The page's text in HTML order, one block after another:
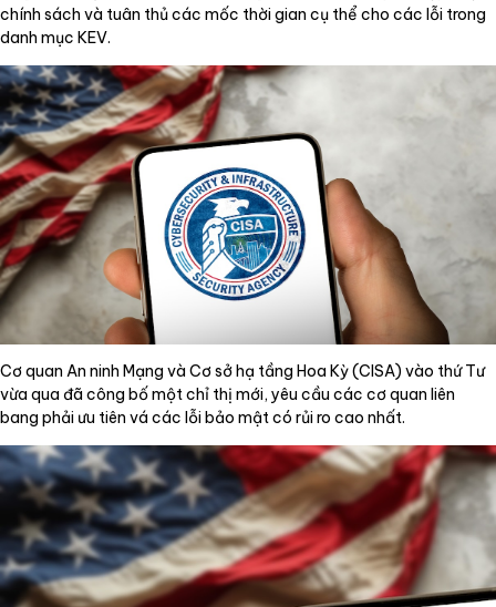
chính sách và tuân thủ các mốc thời gian cụ thể cho các lỗi trong
danh mục KEV.
Cơ quan An ninh Mạng và Cơ sở hạ tầng Hoa Kỳ (CISA) vào thứ Tư
vừa qua đã công bố một chỉ thị mới, yêu cầu các cơ quan liên
bang phải ưu tiên vá các lỗi bảo mật có rủi ro cao nhất.